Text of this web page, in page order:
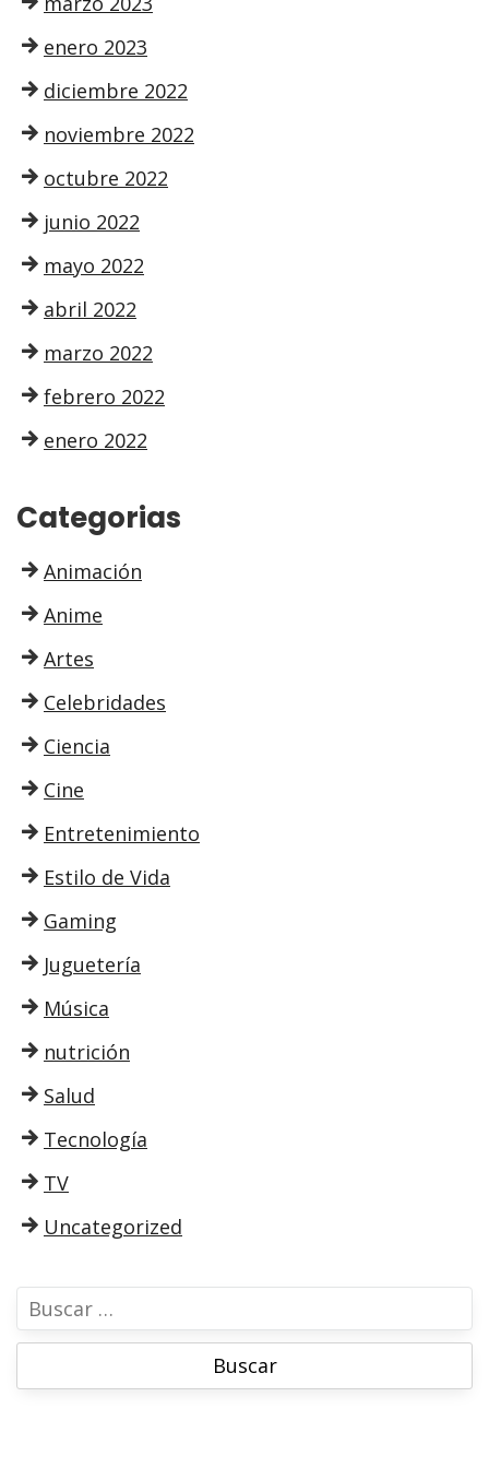
enero 2023
diciembre 2022
noviembre 2022
octubre 2022
junio 2022
mayo 2022
abril 2022
marzo 2022
febrero 2022
enero 2022
Categorias
Animación
Anime
Artes
Celebridades
Ciencia
Cine
Entretenimiento
Estilo de Vida
Gaming
Juguetería
Música
nutrición
Salud
Tecnología
TV
Uncategorized
u
c